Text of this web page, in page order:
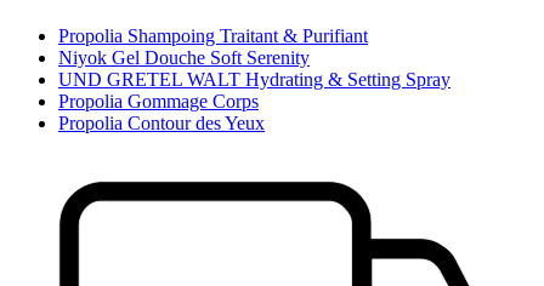
Propolia Shampoing Traitant & Purifiant
Niyok Gel Douche Soft Serenity
UND GRETEL WALT Hydrating & Setting Spray
Propolia Gommage Corps
Propolia Contour des Yeux